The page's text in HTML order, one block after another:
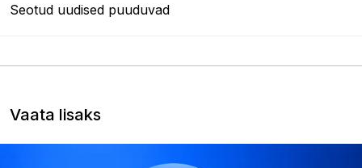
Seotud uudised puuduvad
Vaata lisaks